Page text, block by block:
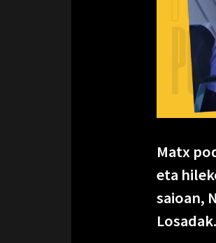
Matx
eta
saioan,
Losadak.